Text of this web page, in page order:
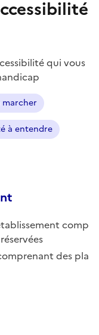
qui vous
à entendre
comp
des pla